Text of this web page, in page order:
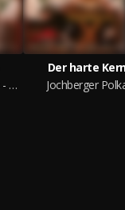
Amraser Schlosspark - Walzer
Der harte
Jochberger